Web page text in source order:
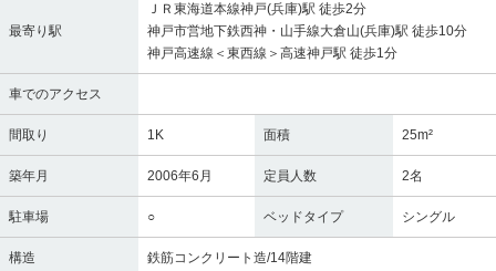
最寄り駅
ＪＲ東海道本線神戸(兵庫)駅 徒歩2分
神戸市営地下鉄西神・山手線大倉山(兵庫)駅 徒歩10分
神戸高速線＜東西線＞高速神戸駅 徒歩1分
車でのアクセス
間取り 1K 面積 25m²
築年月 2006年6月 定員人数 2名
駐車場 ○ ベッドタイプ シングル
構造 鉄筋コンクリート造/14階建